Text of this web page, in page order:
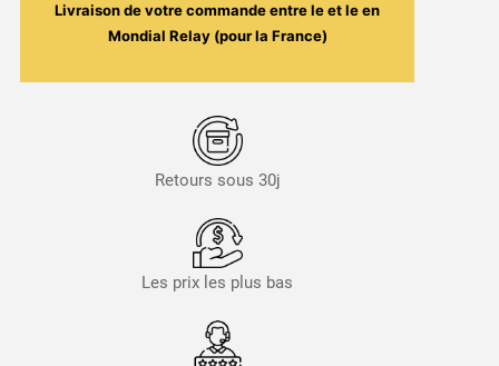
Livraison de votre commande entre leet leen
Mondial Relay (pour la France)
Retours sous 30j
Les prix les plus bas